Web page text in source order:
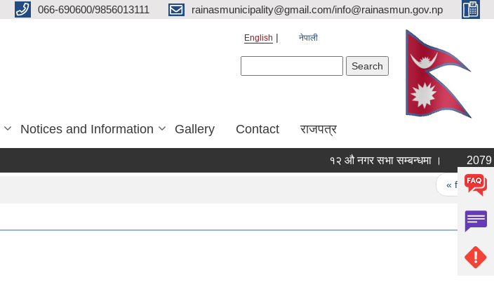
066-690600/9856013111 rainasmunicipality@gmail.com/info@rainasmun.gov.np
English नेपाली
Notices and Information Gallery Contact राजपत्र
१२ औ नगर सभा सम्बन्धमा । 2079
« first